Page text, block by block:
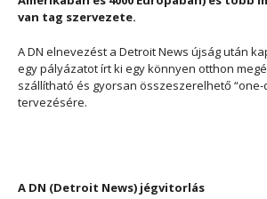
van tag szervezete.
A DN elnevezést a Detroit News újság után
egy pályázatot írt ki egy könnyen otthon
szállítható és gyorsan összeszerelhető “one-
tervezésére.
A DN (Detroit News) jégvitorlás